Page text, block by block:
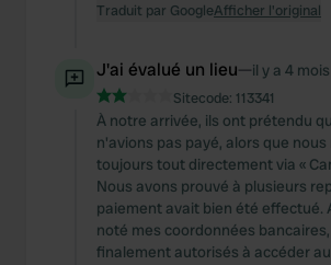
Traduit par GoogleAfficher l'original
J'ai évalué un lieu—il y a 4 mois
Sitecode: 113341
À notre arrivée, ils ont prétendu
n'avions pas payé, alors que nous
toujours tout directement via «
Nous avons prouvé à plusieurs
paiement avait bien été effectué.
noté mes coordonnées
finalement autorisés à accéder